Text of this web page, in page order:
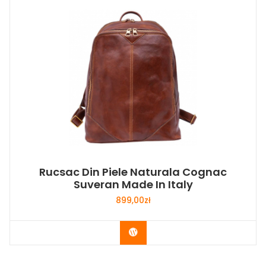
Rucsac Din Piele Naturala Cognac
Suveran Made In Italy
899,00zł
Buy Now